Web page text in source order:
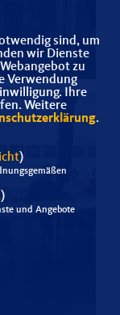
sind, um
wir Dienste
zu
Verwendung
Ihre
Weitere
.
)
)
und Angebote